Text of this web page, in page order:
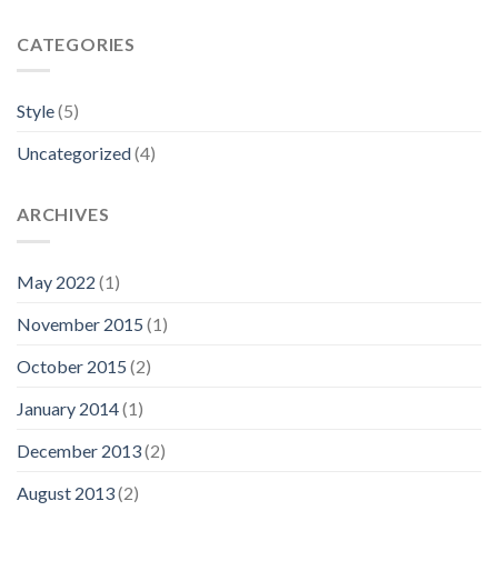
CATEGORIES
Style(5)
Uncategorized(4)
ARCHIVES
May 2022 (1)
November 2015 (1)
October 2015 (2)
January 2014(1)
December 2013(2)
August 2013(2)